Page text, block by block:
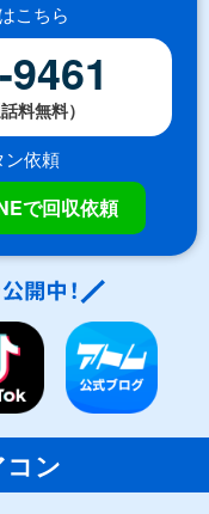
こちら
料無料）
ン依頼
で回収依頼
ン